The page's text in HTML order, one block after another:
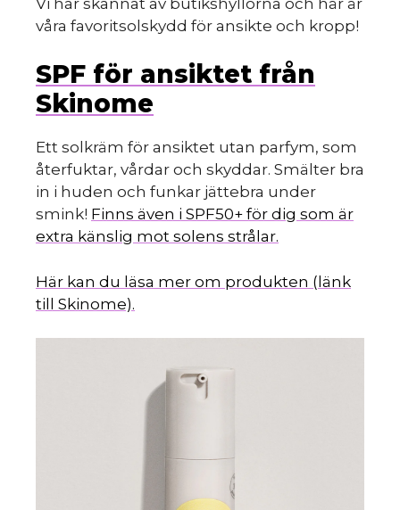
våra favoritsolskydd för ansikte och kropp!
SPF för ansiktet från
Skinome
Ett solkräm för ansiktet utan parfym, som
återfuktar, vårdar och skyddar. Smälter bra
in i huden och funkar jättebra under
smink! Finns även i SPF50+ för dig som är
extra känslig mot solens strålar.
Här kan du läsa mer om produkten (länk
till Skinome).